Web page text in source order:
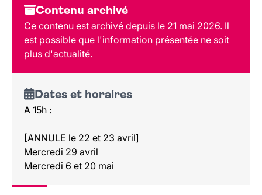
Dates et horaires
Au programme
Tarif et réservation
Public
Lieu et contact
Contenu archivé
Ce contenu est archivé depuis le 21 mai 2026. Il
est possible que l'information présentée ne soit
plus d'actualité.
Dates et horaires
A 15h :
[ANNULE le 22 et 23 avril]
Mercredi 29 avril
Mercredi 6 et 20 mai